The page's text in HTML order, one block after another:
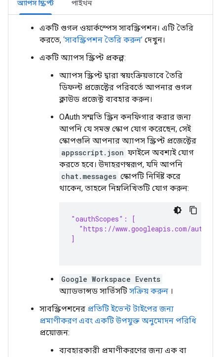
অ্যাপস স্ক্রিপ্ট পাইথন
একটি গুগল ওয়ার্কস্পেস সাবস্ক্রিপশন। এটি তৈরি
করতে, ‘সাবস্ক্রিপশন তৈরি করুন’ দেখুন।
একটি অ্যাপস স্ক্রিপ্ট প্রকল্প:
অ্যাপস স্ক্রিপ্ট দ্বারা স্বয়ংক্রিয়ভাবে তৈরি
ডিফল্ট প্রজেক্টের পরিবর্তে আপনার গুগল
ক্লাউড প্রজেক্ট ব্যবহার করুন।
OAuth সম্মতি স্ক্রিন কনফিগার করার জন্য
আপনি যে সমস্ত স্কোপ যোগ করেছেন, সেই
স্কোপগুলি আপনার অ্যাপস স্ক্রিপ্ট প্রজেক্টের
appsscript.json ফাইলে অবশ্যই যোগ
করতে হবে। উদাহরণস্বরূপ, যদি আপনি
chat.messages স্কোপটি নির্দিষ্ট করে
থাকেন, তাহলে নিম্নলিখিতটি যোগ করুন:
"oauthScopes": [
"https://www.googleapis.com/auth/
]
Google Workspace Events
অ্যাডভান্সড সার্ভিসটি সক্রিয় করুন ।
সাবস্ক্রিপশনের প্রতিটি ইভেন্ট টাইপের জন্য
প্রমাণীকরণ এবং একটি উপযুক্ত অনুমোদন পরিধি
প্রয়োজন:
ব্যবহারকারী প্রমাণীকরণের জন্য এক বা